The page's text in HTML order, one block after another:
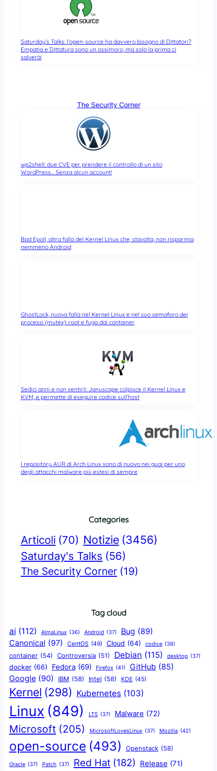
Saturday’s Talks: l’open-source ha davvero bisogno di Dittatori?
Empatia e Dittatura sono un ossimoro, ma solo la prima ci
salverà!
The Security Corner
wp2shell: due CVE per prendere il controllo di un sito
WordPress… Senza alcun account!
Bad Epoll, altra falla del Kernel Linux che, stavolta, non risparmia
nemmeno Android
GhostLock, nuova falla nel Kernel Linux e nel suo semaforo dei
processi (mutex): root e fuga dai container
Sedici anni e non sentirli: Januscape colpisce il Kernel Linux e
KVM, e permette di eseguire codice sull’host
I repository AUR di Arch Linux sono di nuovo nei guai per uno
degli attacchi malware più estesi di sempre
Categories
Articoli (70) Notizie (3456)
Saturday's Talks (56)
The Security Corner (19)
Tag cloud
ai (112) AlmaLinux (36) Android (37) Bug (89)
Canonical (97) CentOS (49) Cloud (64) codice (38)
container (54) Controversia (51) Debian (115) desktop (37)
docker (66) Fedora (69) Firefox (41) GitHub (85)
Google (90) IBM (58) Intel (58) KDE (45)
Kernel (298) Kubernetes (103)
Linux (849) LTS (37) Malware (72)
Microsoft (205) MicrosoftLovesLinux (37) Mozilla (42)
open-source (493) Openstack (58)
Oracle (37) Patch (37) Red Hat (182) Release (71)